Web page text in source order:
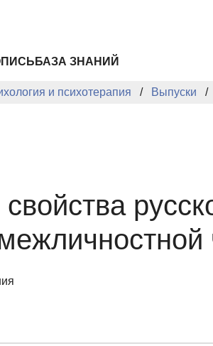
БАЗА ЗНАНИЙ
и психотерапия Выпуски